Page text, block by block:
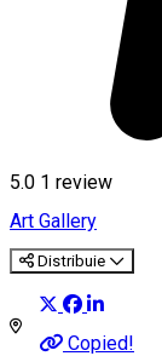
5.0 1 review
Art Gallery
Distribuie
Copied!